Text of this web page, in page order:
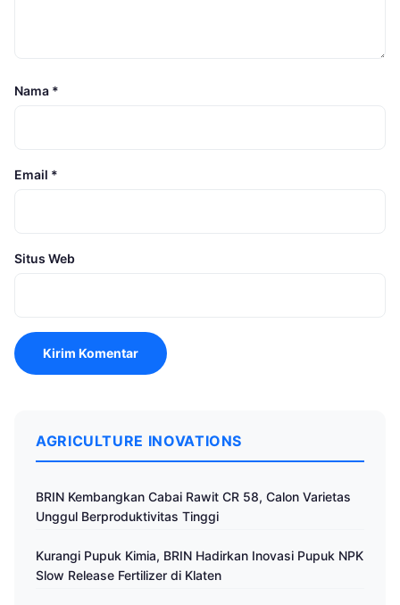
Nama *
Email *
Situs Web
AGRICULTURE INOVATIONS
BRIN Kembangkan Cabai Rawit CR 58, Calon Varietas
Unggul Berproduktivitas Tinggi
Kurangi Pupuk Kimia, BRIN Hadirkan Inovasi Pupuk NPK
Slow Release Fertilizer di Klaten